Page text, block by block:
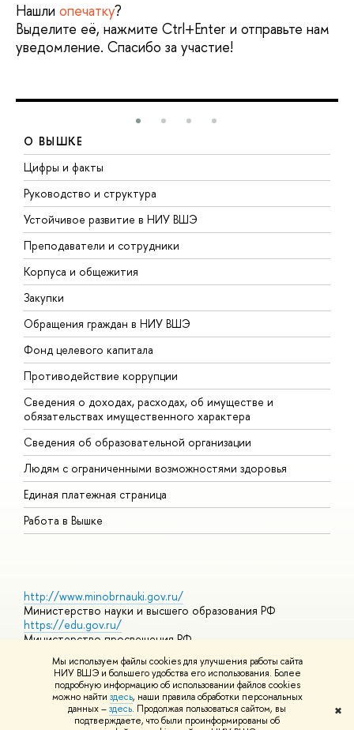
Мы используем файлы cookies для улучшения работы сайта
НИУ ВШЭ и большего удобства его использования. Более
подробную информацию об использовании файлов cookies
можно найти здесь, наши правила обработки персональных
данных –здесь. Продолжая пользоваться сайтом, вы
подтверждаете, что были проинформированы об
✖
Нашли опечатку?
Выделите её, нажмите Ctrl+Enter и отправьте нам
уведомление. Спасибо за участие!
О ВЫШКЕ
Цифры и факты
Руководство и структура
Устойчивое развитие в НИУ ВШЭ
Преподаватели и сотрудники
Корпуса и общежития
Закупки
Обращения граждан в НИУ ВШЭ
Фонд целевого капитала
Противодействие коррупции
Сведения о доходах, расходах, об имуществе и
обязательствах имущественного характера
Сведения об образовательной организации
Людям с ограниченными возможностями здоровья
Единая платежная страница
Работа в Вышке
http://www.minobrnauki.gov.ru/
Министерство науки и высшего образования РФ
https://edu.gov.ru/
Министерство просвещения РФ
https://elearning.hse.ru/mooc
Массовые открытые онлайн-курсы
© НИУ ВШЭ 1993–2026 Адреса и контактыУсловия
использования материалов Политика конфиденциальности